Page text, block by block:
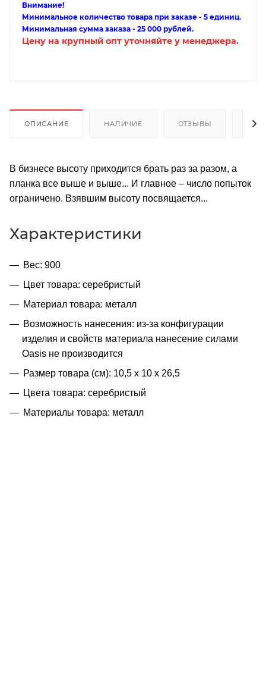
Внимание!
Минимальное количество товара при заказе - 5 единиц.
Минимальная сумма заказа - 25 000 рублей.
Цену на крупный опт уточняйте у менеджера.
ОПИСАНИЕ НАЛИЧИЕ ОТЗЫВЫ
В бизнесе высоту приходится брать раз за разом, а
планка все выше и выше... И главное – число попыток
ограничено. Взявшим высоту посвящается...
Характеристики
Вес: 900
Цвет товара: серебристый
Материал товара: металл
Возможность нанесения: из-за конфигурации
изделия и свойств материала нанесение силами
Oasis не производится
Размер товара (см): 10,5 х 10 х 26,5
Цвета товара: серебристый
Материалы товара: металл